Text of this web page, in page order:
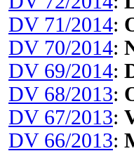
DV 71/2014:
DV 70/2014:
DV 69/2014:
DV 68/2013:
DV 67/2013:
DV 66/2013: